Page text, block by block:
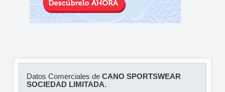
Datos Comerciales de CANO SPORTSWEAR
SOCIEDAD LIMITADA.